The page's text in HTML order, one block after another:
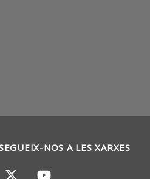
NOS A LES XARXES